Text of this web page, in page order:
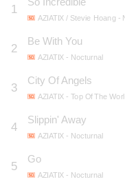
1
AZIATIX / Stevie Hoang -
2
Be With You
AZIATIX - Nocturnal
3
City Of Angels
AZIATIX - Top Of The
4
Slippin' Away
AZIATIX - Nocturnal
5
Go
AZIATIX - Nocturnal